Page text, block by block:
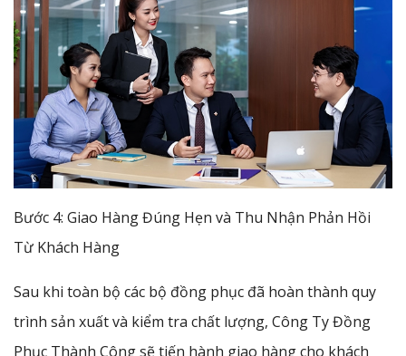
Bước 4: Giao Hàng Đúng Hẹn và Thu Nhận Phản Hồi
Từ Khách Hàng
Sau khi toàn bộ các bộ đồng phục đã hoàn thành quy
trình sản xuất và kiểm tra chất lượng, Công Ty Đồng
Phục Thành Công sẽ tiến hành giao hàng cho khách